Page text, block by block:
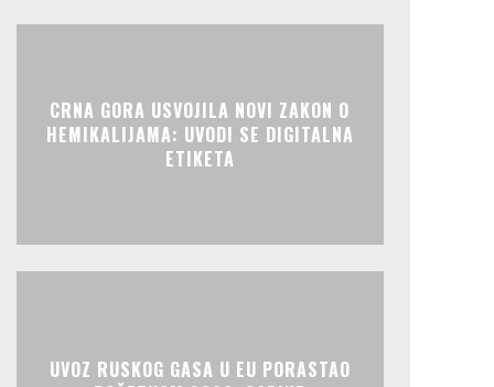
CRNA GORA USVOJILA NOVI ZAKON O
HEMIKALIJAMA: UVODI SE DIGITALNA
ETIKETA
UVOZ RUSKOG GASA U EU PORASTAO